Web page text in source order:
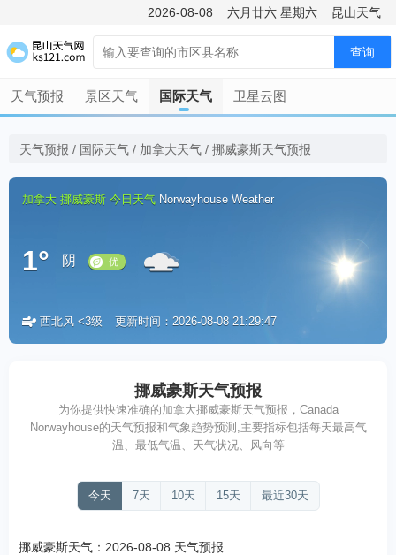
2026-08-08 六月廿六 星期六 昆山天气
查询
天气预报 景区天气 国际天气 卫星云图
天气预报 / 国际天气 / 加拿大天气 / 挪威豪斯天气预报
加拿大 挪威豪斯 今日天气 Norwayhouse Weather
1° 阴
优
西北风 <3级 更新时间：2026-08-08 21:29:47
挪威豪斯天气预报
为你提供快速准确的加拿大挪威豪斯天气预报，Canada
Norwayhouse的天气预报和气象趋势预测,主要指标包括每天最高气
温、最低气温、天气状况、风向等
今天 7天 10天 15天 最近30天
挪威豪斯天气：2026-08-08 天气预报